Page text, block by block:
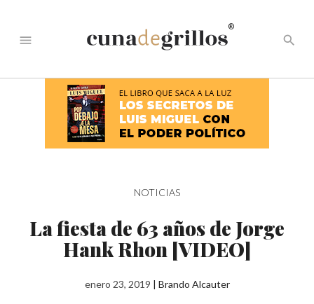
menu
®
search
NOTICIAS
La fiesta de 63 años de Jorge
Hank Rhon [VIDEO]
enero 23, 2019 | Brando Alcauter